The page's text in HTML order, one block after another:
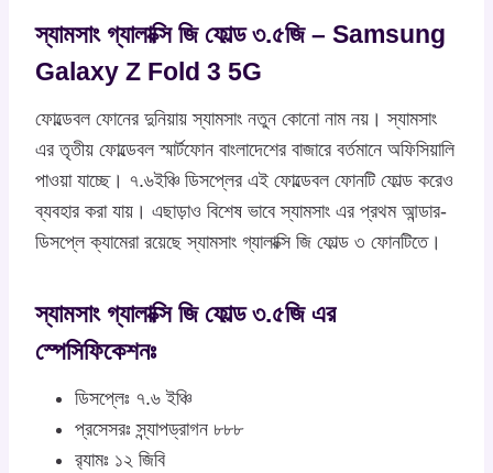
স্যামসাং গ্যালাক্সি জি ফোল্ড ৩.৫জি – Samsung
Galaxy Z Fold 3 5G
ফোল্ডেবল ফোনের দুনিয়ায় স্যামসাং নতুন কোনো নাম নয়। স্যামসাং
এর তৃতীয় ফোল্ডেবল স্মার্টফোন বাংলাদেশের বাজারে বর্তমানে অফিসিয়ালি
পাওয়া যাচ্ছে। ৭.৬ইঞ্চি ডিসপ্লের এই ফোল্ডেবল ফোনটি ফোল্ড করেও
ব্যবহার করা যায়। এছাড়াও বিশেষ ভাবে স্যামসাং এর প্রথম আন্ডার-
ডিসপ্লে ক্যামেরা রয়েছে স্যামসাং গ্যালাক্সি জি ফোল্ড ৩ ফোনটিতে।
স্যামসাং গ্যালাক্সি জি ফোল্ড ৩.৫জি এর
স্পেসিফিকেশনঃ
ডিসপ্লেঃ ৭.৬ ইঞ্চি
প্রসেসরঃ স্ন্যাপড্রাগন ৮৮৮
র‍্যামঃ ১২ জিবি